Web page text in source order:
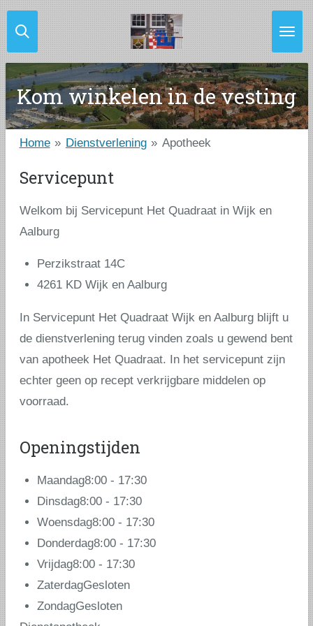
Ga
direct
de
hoofdinhoud
Kom winkelen in de vesting
Home » Dienstverlening » Apotheek
Servicepunt
Welkom bij Servicepunt Het Quadraat in Wijk en
Aalburg
Perzikstraat 14C
4261 KD Wijk en Aalburg
In Servicepunt Het Quadraat Wijk en Aalburg blijft u
de dienstverlening terug vinden zoals u gewend bent
van apotheek Het Quadraat. In het servicepunt zijn
echter geen op recept verkrijgbare middelen op
voorraad.
Openingstijden
Maandag8:00 - 17:30
Dinsdag8:00 - 17:30
Woensdag8:00 - 17:30
Donderdag8:00 - 17:30
Vrijdag8:00 - 17:30
ZaterdagGesloten
ZondagGesloten